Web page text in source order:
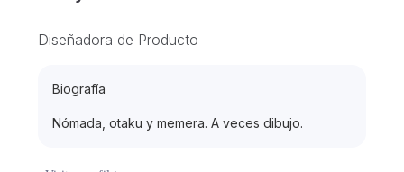
Diseñadora de Producto
Biografía
Nómada, otaku y memera. A veces dibujo.